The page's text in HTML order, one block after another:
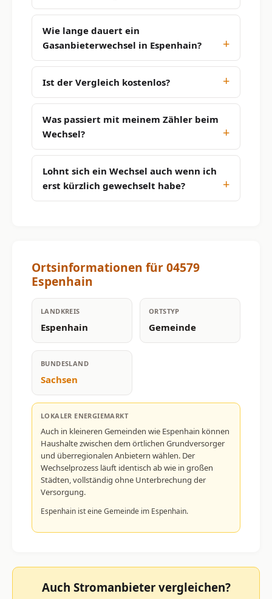
Wie lange dauert ein
Gasanbieterwechsel in Espenhain?
Ist der Vergleich kostenlos?
Was passiert mit meinem Zähler beim
Wechsel?
Lohnt sich ein Wechsel auch wenn ich
erst kürzlich gewechselt habe?
Ortsinformationen für 04579
Espenhain
LANDKREIS
Espenhain
ORTSTYP
Gemeinde
BUNDESLAND
Sachsen
LOKALER ENERGIEMARKT
Auch in kleineren Gemeinden wie Espenhain können
Haushalte zwischen dem örtlichen Grundversorger
und überregionalen Anbietern wählen. Der
Wechselprozess läuft identisch ab wie in großen
Städten, vollständig ohne Unterbrechung der
Versorgung.
Espenhain ist eine Gemeinde im Espenhain.
Auch Stromanbieter vergleichen?